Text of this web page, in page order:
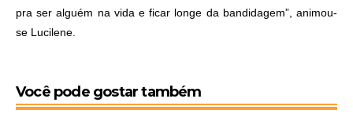
pra ser alguém na vida e ficar longe da bandidagem”, animou-
se Lucilene.
Você pode gostar também